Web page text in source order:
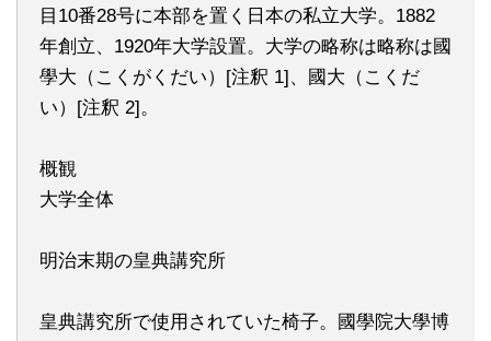
目10番28号に本部を置く日本の私立大学。1882
年創立、1920年大学設置。大学の略称は略称は國
學大（こくがくだい）[注釈 1]、國大（こくだ
い）[注釈 2]。
概観
大学全体
明治末期の皇典講究所
皇典講究所で使用されていた椅子。國學院大學博